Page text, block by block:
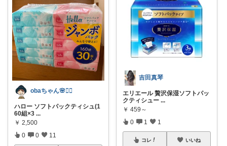
obaちゃん🌸🙇‍♀️
ハロー ソフトパックティシュ(1
60組×3 ...
￥ 2,500
0 0 11
吉田真琴
エリエール 贅沢保湿ソフトパッ
クティシュー ...
￥ 459～
0 1 1
コレ いいね